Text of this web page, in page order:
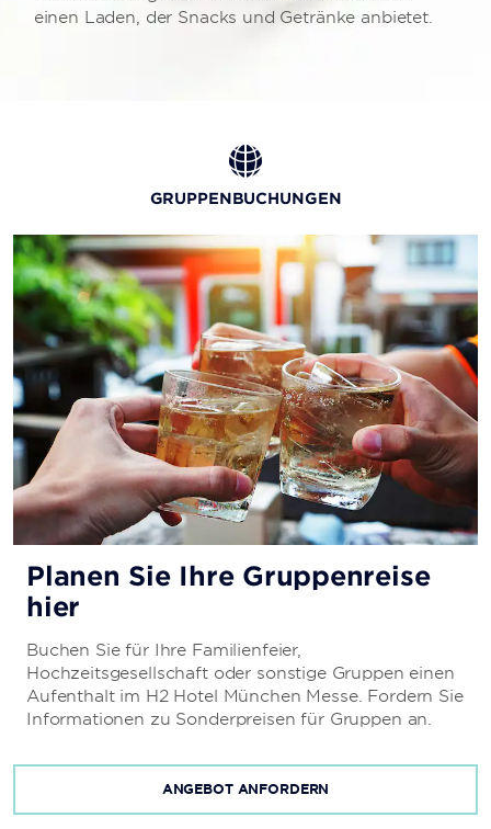
einen Laden, der Snacks und Getränke anbietet.
GRUPPENBUCHUNGEN
Planen Sie Ihre Gruppenreise
hier
Buchen Sie für Ihre Familienfeier,
Hochzeitsgesellschaft oder sonstige Gruppen einen
Aufenthalt im H2 Hotel München Messe. Fordern Sie
Informationen zu Sonderpreisen für Gruppen an.
ANGEBOT ANFORDERN